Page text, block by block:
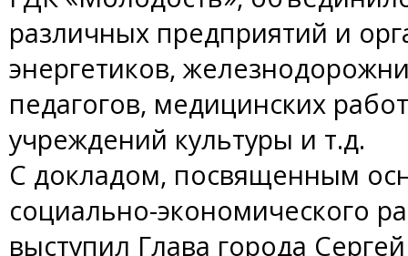
различных предприятий и
энергетиков,
педагогов, медицинских
учреждений культуры и т.д.
С докладом, посвященным
социально-экономического
выступил Глава города